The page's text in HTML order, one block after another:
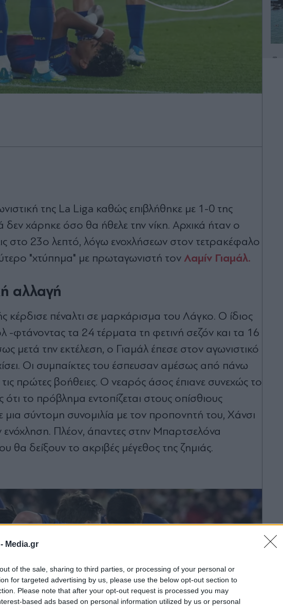
Media.gr
of the sale, sharing to third parties, or processing of your personal or
for targeted advertising by us, please use the below opt-out section to
Please note that after your opt-out request is processed you may
based ads based on personal information utilized by us or personal
της La Liga καθώς επιβλήθηκε με 1-0 της
χάρηκε όσο θα ήθελε την νίκη. Αρχικά ήταν ο
στο 23ο λεπτό, λόγω ενοχλήσεων στον τετρακέφαλο
"χτύπημα" με πρωταγωνιστή τον Λαμίν Γιαμάλ.
αλλαγή
κέρδισε πέναλτι σε μαρκάρισμα του Λάγκο. Ο ίδιος
-φτάνοντας τα 24 τέρματα τη φετινή σεζόν και τα 16
την εκτέλεση, ο Γιαμάλ έπεσε στον αγωνιστικό
Οι συμπαίκτες του έσπευσαν αμέσως από πάνω
πρώτες βοήθειες. Ο νεαρός άσος έπιανε συνεχώς το
το πρόβλημα εντοπίζεται στους οπίσθιους
μια σύντομη συνομιλία με τον προπονητή του, Χάνσι
Πλέον, άπαντες στην Μπαρτσελόνα
θα δείξουν το ακριβές μέγεθος της ζημιάς.